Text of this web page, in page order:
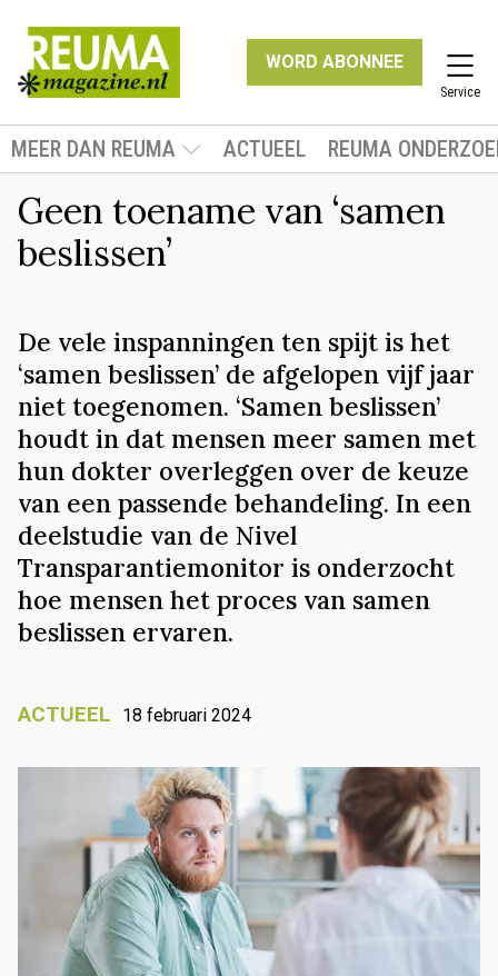
WORD ABONNEE
Service
MEER DAN REUMA ACTUEEL REUMA
Geen toename van ‘samen
beslissen’
De vele inspanningen ten spijt is het
‘samen beslissen’ de afgelopen vijf jaar
niet toegenomen. ‘Samen beslissen’
houdt in dat mensen meer samen met
hun dokter overleggen over de keuze
van een passende behandeling. In een
deelstudie van de Nivel
Transparantiemonitor is onderzocht
hoe mensen het proces van samen
beslissen ervaren.
ACTUEEL 18 februari 2024